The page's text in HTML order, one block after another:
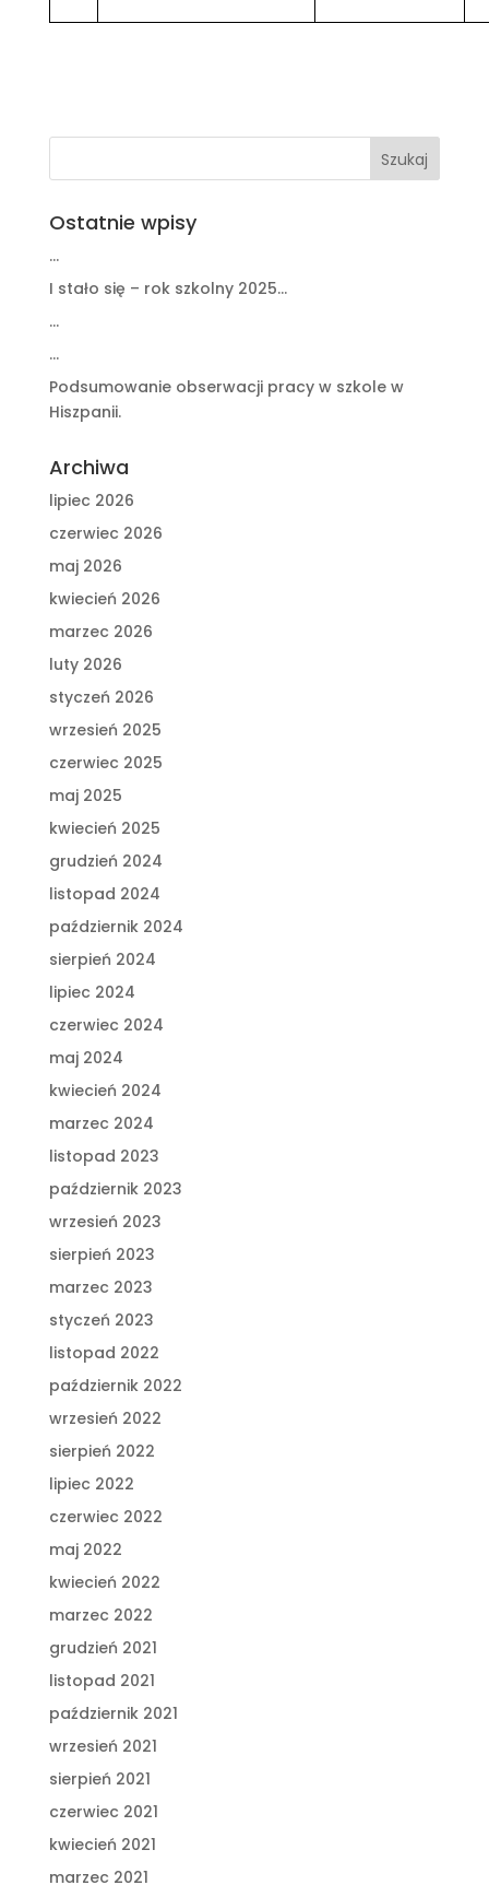
Ostatnie wpisy
…
I stało się – rok szkolny 2025…
…
…
Podsumowanie obserwacji pracy w szkole w
Hiszpanii.
Archiwa
lipiec 2026
czerwiec 2026
maj 2026
kwiecień 2026
marzec 2026
luty 2026
styczeń 2026
wrzesień 2025
czerwiec 2025
maj 2025
kwiecień 2025
grudzień 2024
listopad 2024
październik 2024
sierpień 2024
lipiec 2024
czerwiec 2024
maj 2024
kwiecień 2024
marzec 2024
listopad 2023
październik 2023
wrzesień 2023
sierpień 2023
marzec 2023
styczeń 2023
listopad 2022
październik 2022
wrzesień 2022
sierpień 2022
lipiec 2022
czerwiec 2022
maj 2022
kwiecień 2022
marzec 2022
grudzień 2021
listopad 2021
październik 2021
wrzesień 2021
sierpień 2021
czerwiec 2021
kwiecień 2021
marzec 2021